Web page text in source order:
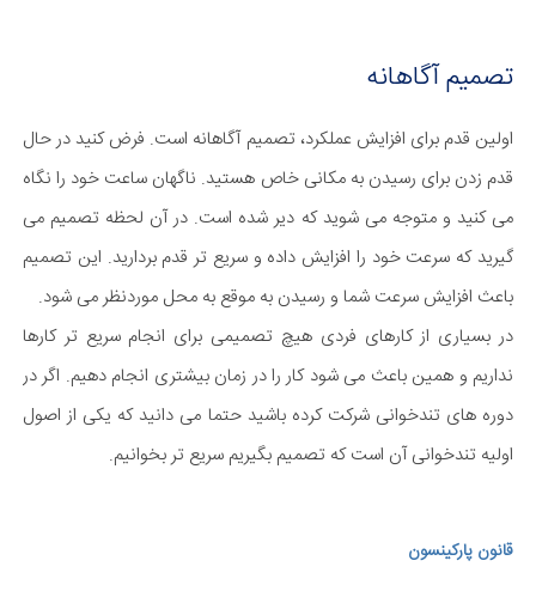
تصمیم آگاهانه
اولین قدم برای افزایش عملکرد، تصمیم آگاهانه است. فرض کنید در حال
قدم زدن برای رسیدن به مکانی خاص هستید. ناگهان ساعت خود را نگاه
می کنید و متوجه می شوید که دیر شده است. در آن لحظه تصمیم می
گیرید که سرعت خود را افزایش داده و سریع تر قدم بردارید. این تصمیم
باعث افزایش سرعت شما و رسیدن به موقع به محل موردنظر می شود.
در بسیاری از کارهای فردی هیچ تصمیمی برای انجام سریع تر کارها
نداریم و همین باعث می شود کار را در زمان بیشتری انجام دهیم. اگر در
دوره های تندخوانی شرکت کرده باشید حتما می دانید که یکی از اصول
اولیه تندخوانی آن است که تصمیم بگیریم سریع تر بخوانیم.
قانون پارکینسون